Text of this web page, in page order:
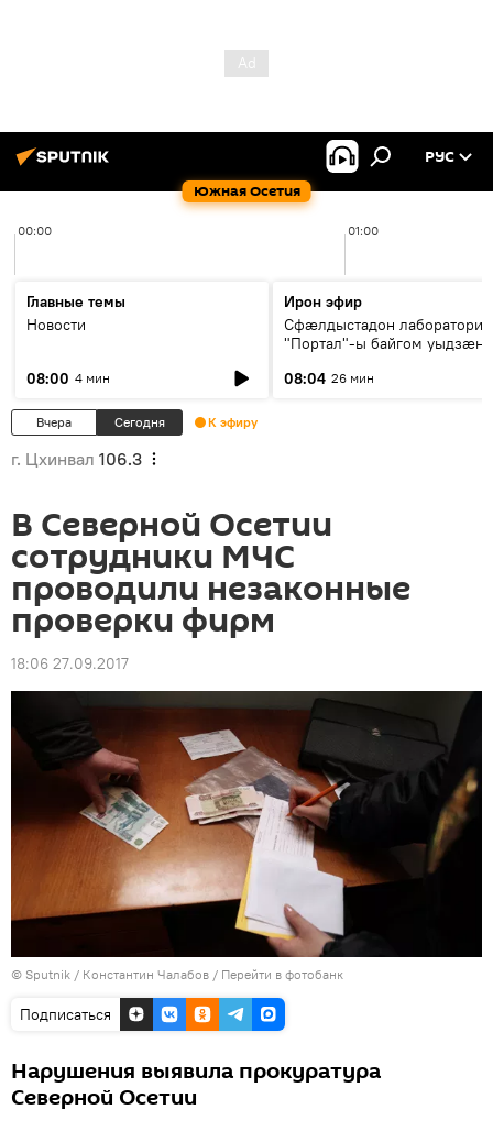
Южная Осетия
РУС
00:00 01:00
Главные темы
Новости
08:00 4 мин
Ирон эфир
Сфæлдыстадон лаборатори
"Портал"-ы байгом уыдзæн
Æхсары куыстыты равдыст
08:04 26 мин
Вчера Сегодня К эфиру
г. Цхинвал 106.3
В Северной Осетии
сотрудники МЧС
проводили незаконные
проверки фирм‍
18:06 27.09.2017
© Sputnik / Константин Чалабов / Перейти в фотобанк
Подписаться
Нарушения выявила прокуратура
Северной Осетии